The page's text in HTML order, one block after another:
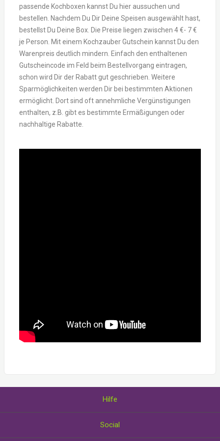
passende Kochboxen kannst Du hier aussuchen und
bestellen. Nachdem Du Dir Deine Speisen ausgewählt hast,
bestellst Du Deine Box. Die Preise liegen zwischen 4 €- 7 €
je Person. Mit einem Kochzauber Gutschein kannst Du den
Warenpreis deutlich mindern. Einfach den enthaltenen
Gutscheincode im Feld beim Bestellvorgang eintragen,
schon wird Dir der Rabatt gut geschrieben. Weitere
Sparmöglichkeiten werden Dir bei bestimmten Aktionen
ermöglicht. Dort sind oft annehmliche Vergünstigungen
enthalten, z.B. gibt es bestimmte Ermäßigungen oder
nachhaltige Rabatte.
Hilfe
Wie Sie Gutscheine einlösen
Social